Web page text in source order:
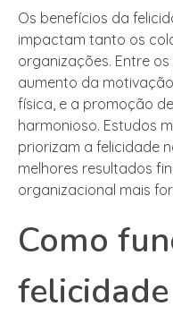
Os benefícios da
impactam tanto os
organizações. Entre
aumento da
física, e a promoção
harmonioso. Estudos
priorizam a felicidade
melhores resultados
organizacional mais
Como